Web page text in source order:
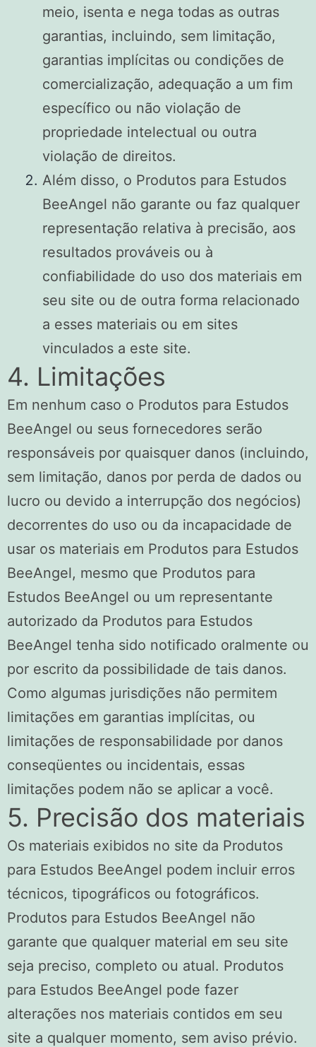
meio, isenta e nega todas as outras
garantias, incluindo, sem limitação,
garantias implícitas ou condições de
comercialização, adequação a um fim
específico ou não violação de
propriedade intelectual ou outra
violação de direitos.
Além disso, o Produtos para Estudos
BeeAngel não garante ou faz qualquer
representação relativa à precisão, aos
resultados prováveis ​​ou à
confiabilidade do uso dos materiais em
seu site ou de outra forma relacionado
a esses materiais ou em sites
vinculados a este site.
4. Limitações
Em nenhum caso o Produtos para Estudos
BeeAngel ou seus fornecedores serão
responsáveis ​​por quaisquer danos (incluindo,
sem limitação, danos por perda de dados ou
lucro ou devido a interrupção dos negócios)
decorrentes do uso ou da incapacidade de
usar os materiais em Produtos para Estudos
BeeAngel, mesmo que Produtos para
Estudos BeeAngel ou um representante
autorizado da Produtos para Estudos
BeeAngel tenha sido notificado oralmente ou
por escrito da possibilidade de tais danos.
Como algumas jurisdições não permitem
limitações em garantias implícitas, ou
limitações de responsabilidade por danos
conseqüentes ou incidentais, essas
limitações podem não se aplicar a você.
5. Precisão dos materiais
Os materiais exibidos no site da Produtos
para Estudos BeeAngel podem incluir erros
técnicos, tipográficos ou fotográficos.
Produtos para Estudos BeeAngel não
garante que qualquer material em seu site
seja preciso, completo ou atual. Produtos
para Estudos BeeAngel pode fazer
alterações nos materiais contidos em seu
site a qualquer momento, sem aviso prévio.